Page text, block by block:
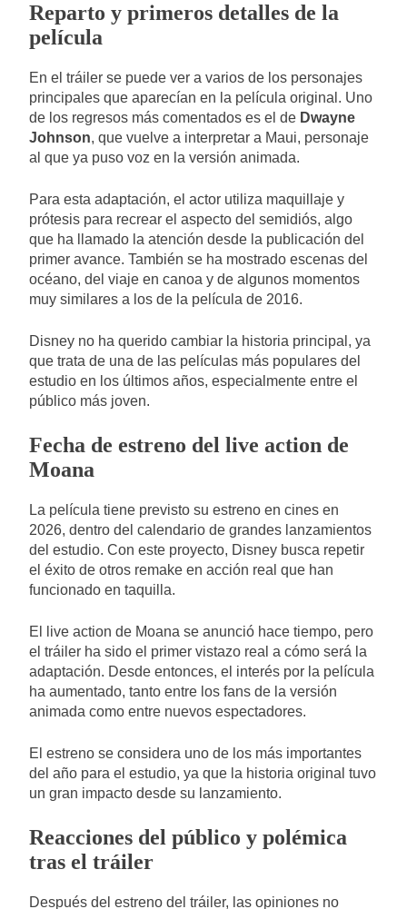
Reparto y primeros detalles de la
película
En el tráiler se puede ver a varios de los personajes
principales que aparecían en la película original. Uno
de los regresos más comentados es el de Dwayne
Johnson, que vuelve a interpretar a Maui, personaje
al que ya puso voz en la versión animada.
Para esta adaptación, el actor utiliza maquillaje y
prótesis para recrear el aspecto del semidiós, algo
que ha llamado la atención desde la publicación del
primer avance. También se ha mostrado escenas del
océano, del viaje en canoa y de algunos momentos
muy similares a los de la película de 2016.
Disney no ha querido cambiar la historia principal, ya
que trata de una de las películas más populares del
estudio en los últimos años, especialmente entre el
público más joven.
Fecha de estreno del live action de
Moana
La película tiene previsto su estreno en cines en
2026, dentro del calendario de grandes lanzamientos
del estudio. Con este proyecto, Disney busca repetir
el éxito de otros remake en acción real que han
funcionado en taquilla.
El live action de Moana se anunció hace tiempo, pero
el tráiler ha sido el primer vistazo real a cómo será la
adaptación. Desde entonces, el interés por la película
ha aumentado, tanto entre los fans de la versión
animada como entre nuevos espectadores.
El estreno se considera uno de los más importantes
del año para el estudio, ya que la historia original tuvo
un gran impacto desde su lanzamiento.
Reacciones del público y polémica
tras el tráiler
Después del estreno del tráiler, las opiniones no